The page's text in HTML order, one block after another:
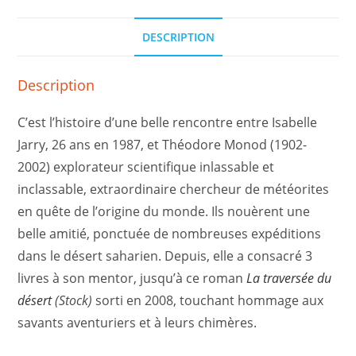
DESCRIPTION
Description
C’est l’histoire d’une belle rencontre entre Isabelle
Jarry, 26 ans en 1987, et Théodore Monod (1902-
2002) explorateur scientifique inlassable et
inclassable, extraordinaire chercheur de météorites
en quête de l’origine du monde. Ils nouèrent une
belle amitié, ponctuée de nombreuses expéditions
dans le désert saharien. Depuis, elle a consacré 3
livres à son mentor, jusqu’à ce romanLa traversée du
désert(Stock)sorti en 2008, touchant hommage aux
savants aventuriers et à leurs chimères.